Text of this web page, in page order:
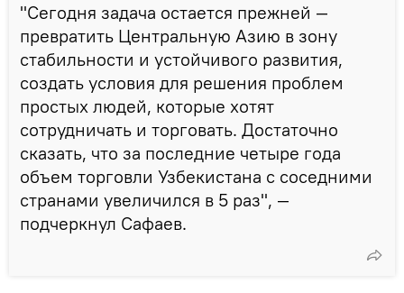
"Сегодня задача остается прежней —
превратить Центральную Азию в зону
стабильности и устойчивого развития,
создать условия для решения проблем
простых людей, которые хотят
сотрудничать и торговать. Достаточно
сказать, что за последние четыре года
объем торговли Узбекистана с соседними
странами увеличился в 5 раз", —
подчеркнул Сафаев.